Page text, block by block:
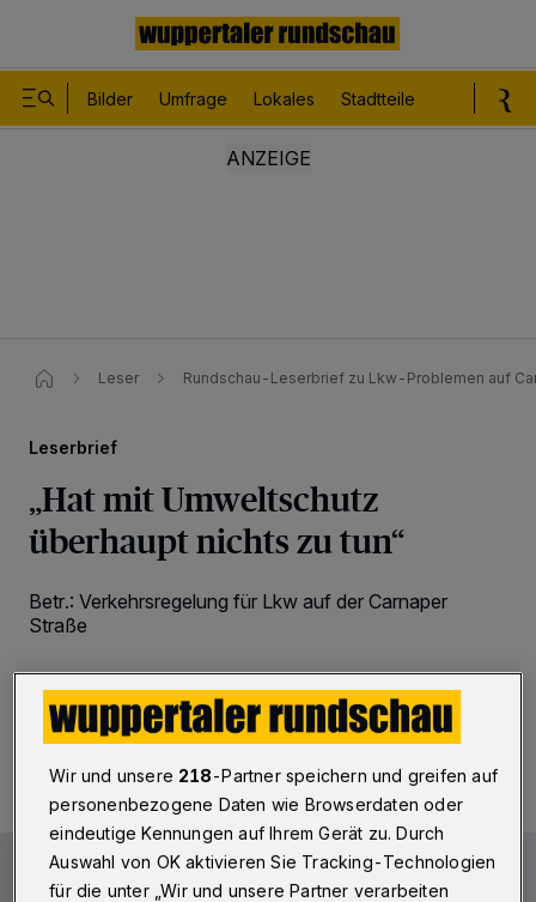
Bilder Umfrage Lokales Stadtteile
Leser Rundschau-Leserbrief zu Lkw-Problemen auf
Leserbrief
„Hat mit Umweltschutz
überhaupt nichts zu tun“
Betr.: Verkehrsregelung für Lkw auf der Carnaper
Straße
10.02.2023 , 10:47 Uhr 2 Minuten Lesezeit
Wir und unsere 218-Partner speichern und greifen auf
personenbezogene Daten wie Browserdaten oder
eindeutige Kennungen auf Ihrem Gerät zu. Durch
Auswahl von OK aktivieren Sie Tracking-Technologien
für die unter „Wir und unsere Partner verarbeiten